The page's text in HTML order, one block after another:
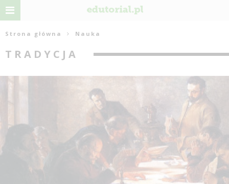
Strona główna Nauka
TRADYCJA